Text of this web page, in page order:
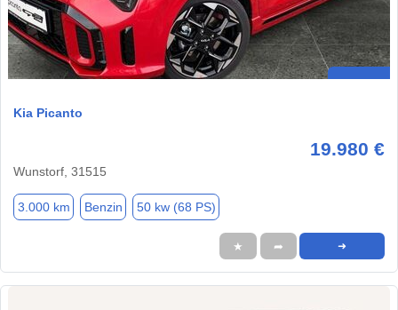
Kia Picanto
19.980 €
Wunstorf, 31515
3.000 km Benzin 50 kw (68 PS)
★ ➦ ➜